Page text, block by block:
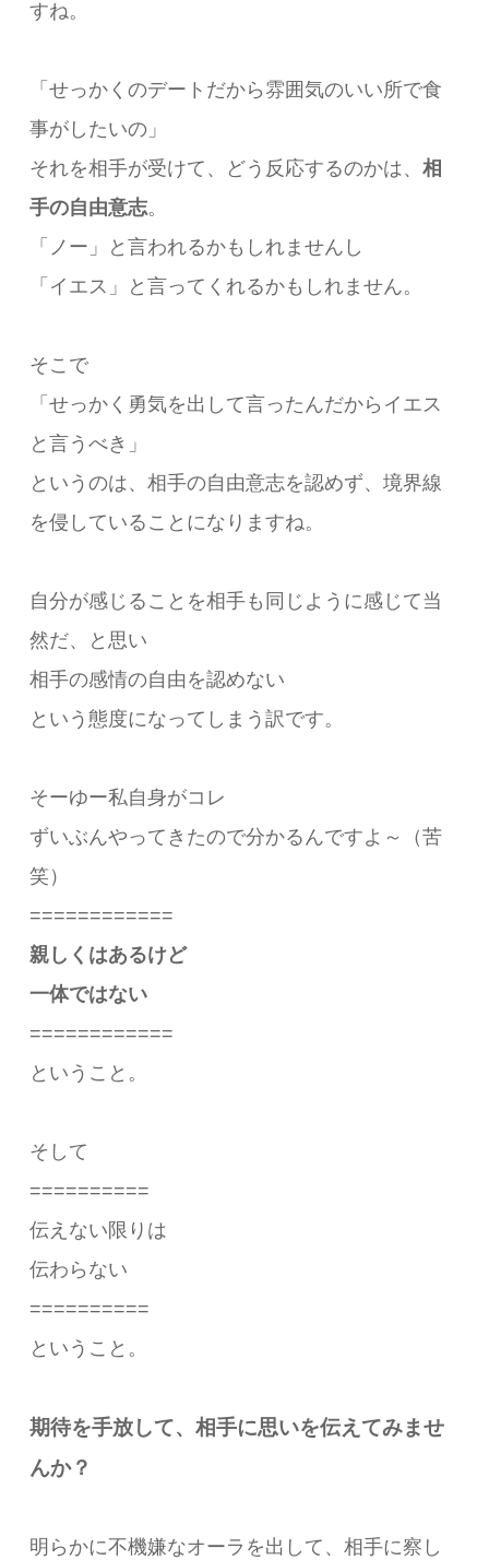
すね。
「せっかくのデートだから雰囲気のいい所で食
事がしたいの」
それを相手が受けて、どう反応するのかは、相
手の自由意志。
「ノー」と言われるかもしれませんし
「イエス」と言ってくれるかもしれません。
そこで
「せっかく勇気を出して言ったんだからイエス
と言うべき」
というのは、相手の自由意志を認めず、境界線
を侵していることになりますね。
自分が感じることを相手も同じように感じて当
然だ、と思い
相手の感情の自由を認めない
という態度になってしまう訳です。
そーゆー私自身がコレ
ずいぶんやってきたので分かるんですよ～（苦
笑）
============
親しくはあるけど
一体ではない
============
ということ。
そして
==========
伝えない限りは
伝わらない
==========
ということ。
期待を手放して、相手に思いを伝えてみませ
んか？
明らかに不機嫌なオーラを出して、相手に察し